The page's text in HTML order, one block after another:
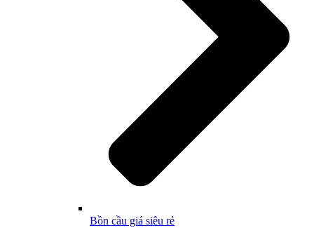
Bồn cầu giá siêu rẻ